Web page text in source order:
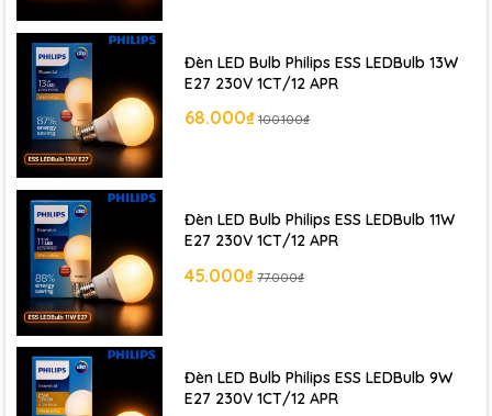
Hãng khác !
Đèn LED Bulb Philips ESS LEDBulb 13W
E27 230V 1CT/12 APR
68.000₫ 100.100₫
Đèn LED Bulb Philips ESS LEDBulb 11W
E27 230V 1CT/12 APR
45.000₫ 77.000₫
Đèn LED Bulb Philips ESS LEDBulb 9W
E27 230V 1CT/12 APR